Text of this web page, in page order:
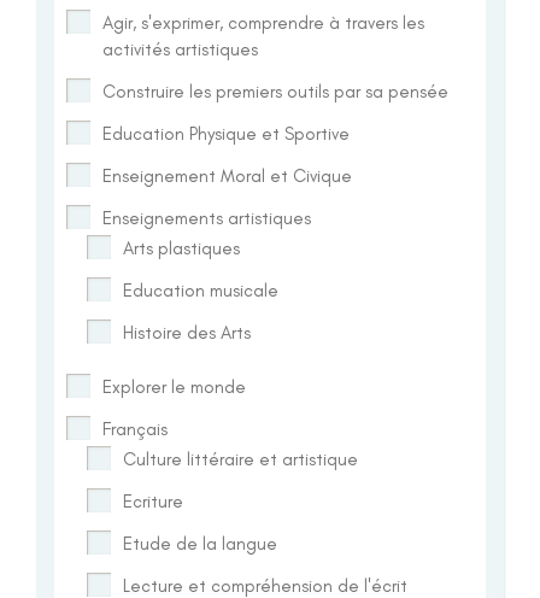
Agir, s'exprimer, comprendre à travers les
activités artistiques
Construire les premiers outils par sa pensée
Education Physique et Sportive
Enseignement Moral et Civique
Enseignements artistiques
Arts plastiques
Education musicale
Histoire des Arts
Explorer le monde
Français
Culture littéraire et artistique
Ecriture
Etude de la langue
Lecture et compréhension de l'écrit